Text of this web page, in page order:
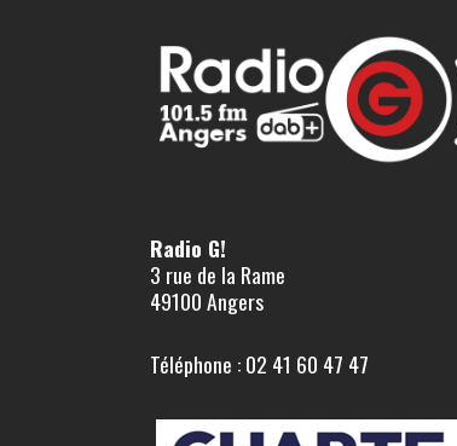
Radio G!
3 rue de la Rame
49100 Angers
Téléphone : 02 41 60 47 47